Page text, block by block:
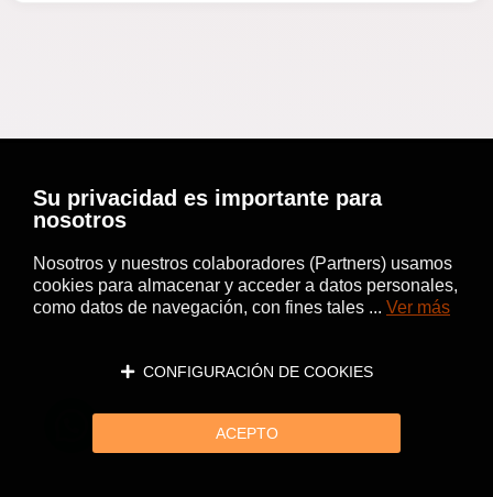
Su privacidad es importante para
nosotros
Nosotros y nuestros colaboradores (Partners) usamos
cookies para almacenar y acceder a datos personales,
como datos de navegación, con fines tales ... Ver más
CONFIGURACIÓN DE COOKIES
ACEPTO